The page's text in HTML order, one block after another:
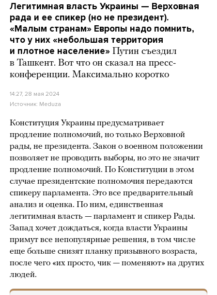
Легитимная власть Украины — Верховная
рада и ее спикер (но не президент).
«Малым странам» Европы надо помнить,
что у них «небольшая территория
и плотное население» Путин съездил
в Ташкент. Вот что он сказал на пресс-
конференции. Максимально коротко
14:27, 28 мая 2024
Источник: Meduza
Конституция Украины предусматривает
продление полномочий, но только Верховной
рады, не президента. Закон о военном положении
позволяет не проводить выборы, но это не значит
продление полномочий. По Конституции в этом
случае президентские полномочия передаются
спикеру парламента. Это все предварительный
анализ и оценка. По ним, единственная
легитимная власть — парламент и спикер Рады.
Запад хочет дождаться, когда власти Украины
примут все непопулярные решения, в том числе
еще больше снизят планку призывного возраста,
после чего «их просто, чик — поменяют» на других
людей.